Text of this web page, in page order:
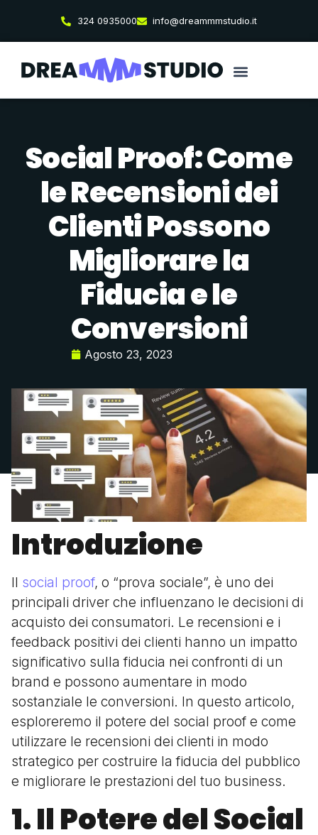
324 0935000 info@dreammmstudio.it
Social Proof: Come
le Recensioni dei
Clienti Possono
Migliorare la
Fiducia e le
Conversioni
Agosto 23, 2023
Introduzione
Il social proof, o “prova sociale”, è uno dei
principali driver che influenzano le decisioni di
acquisto dei consumatori. Le recensioni e i
feedback positivi dei clienti hanno un impatto
significativo sulla fiducia nei confronti di un
brand e possono aumentare in modo
sostanziale le conversioni. In questo articolo,
esploreremo il potere del social proof e come
utilizzare le recensioni dei clienti in modo
strategico per costruire la fiducia del pubblico
e migliorare le prestazioni del tuo business.
1. Il Potere del Social